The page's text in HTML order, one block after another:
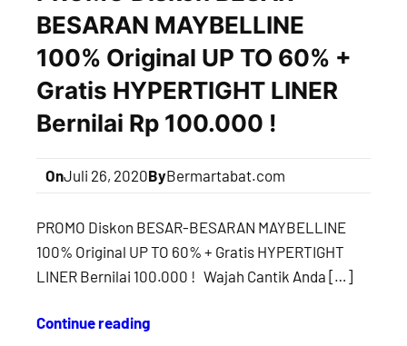
BESARAN MAYBELLINE
100% Original UP TO 60% +
Gratis HYPERTIGHT LINER
Bernilai Rp 100.000 !
OnJuli 26, 2020ByBermartabat.com
PROMO Diskon BESAR-BESARAN MAYBELLINE
100% Original UP TO 60% + Gratis HYPERTIGHT
LINER Bernilai 100.000 ! Wajah Cantik Anda […]
Continue reading